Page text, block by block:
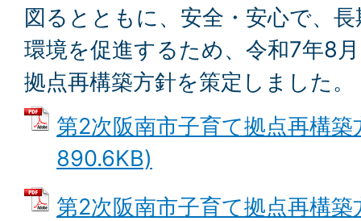
図るとともに、安全・安心で、
環境を促進するため、令和7年8
拠点再構築方針を策定しました。
第2次阪南市子育て拠点再構
890.6KB)
第2次阪南市子育て拠点再構